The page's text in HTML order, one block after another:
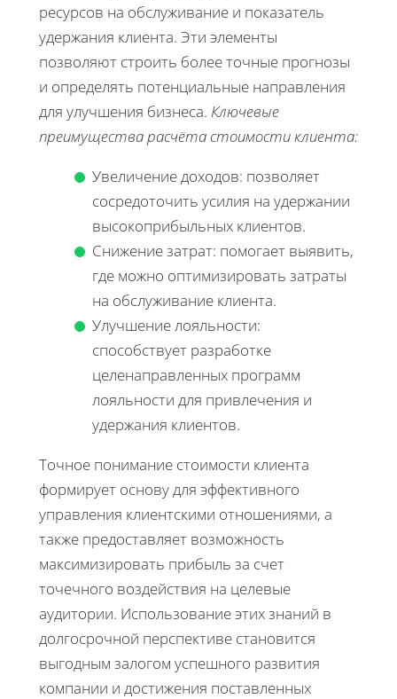
ресурсов на обслуживание и показатель
удержания клиента. Эти элементы
позволяют строить более точные прогнозы
и определять потенциальные направления
для улучшения бизнеса. Ключевые
преимущества расчёта стоимости клиента:
Увеличение доходов: позволяет
сосредоточить усилия на удержании
высокоприбыльных клиентов.
Снижение затрат: помогает выявить,
где можно оптимизировать затраты
на обслуживание клиента.
Улучшение лояльности:
способствует разработке
целенаправленных программ
лояльности для привлечения и
удержания клиентов.
Точное понимание стоимости клиента
формирует основу для эффективного
управления клиентскими отношениями, а
также предоставляет возможность
максимизировать прибыль за счет
точечного воздействия на целевые
аудитории. Использование этих знаний в
долгосрочной перспективе становится
выгодным залогом успешного развития
компании и достижения поставленных